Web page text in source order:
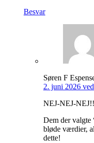
Besvar
Søren F
2. juni 2026
NEJ-NEJ-
Dem der valgte
bløde værdier,
dette!